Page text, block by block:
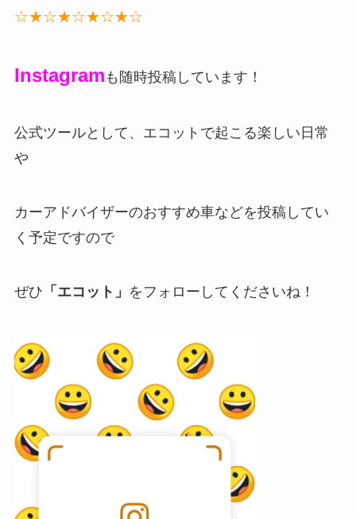
☆★☆★☆★☆★☆
Instagram も随時投稿しています！
公式ツールとして、エコットで起こる楽しい日常
や
カーアドバイザーのおすすめ車などを投稿してい
く予定ですので
ぜひ 「エコット」 をフォローしてくださいね！